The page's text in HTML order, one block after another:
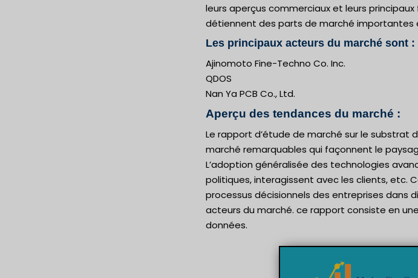
leurs aperçus commerciaux et leurs
détiennent des parts de marché importantes
Les principaux acteurs du marché sont :
Ajinomoto Fine-Techno Co. Inc.
QDOS
Nan Ya PCB Co., Ltd.
Aperçu des tendances du marché :
Le rapport d’étude de marché sur le substrat
marché remarquables qui façonnent le
L’adoption généralisée des technologies
politiques, interagissent avec les clients, etc.
processus décisionnels des entreprises dans
acteurs du marché. ce rapport consiste en
données.